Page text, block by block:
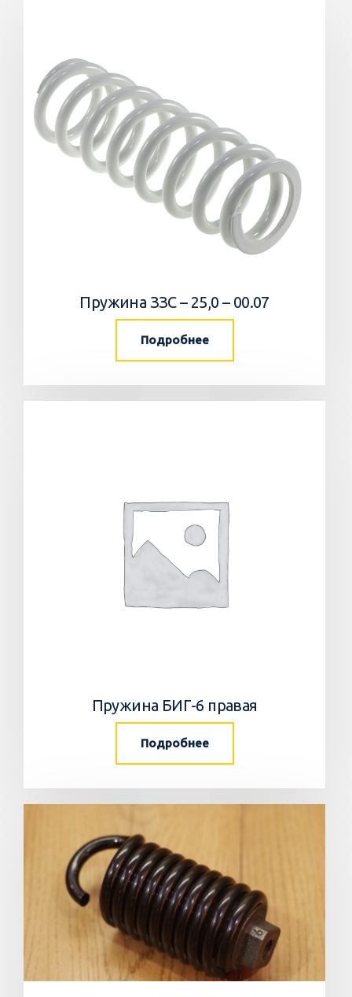
Пружина ЗЗС – 25,0 – 00.07
Подробнее
Пружина БИГ-6 правая
Подробнее